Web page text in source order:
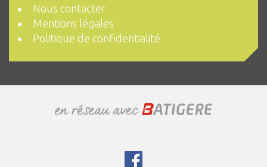
Nous contacter
Mentions légales
Politique de confidentialité